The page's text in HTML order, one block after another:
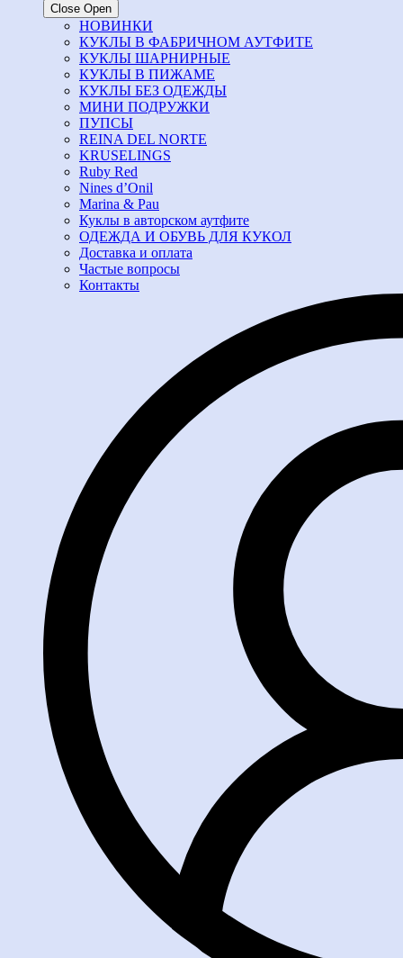
Close Open
НОВИНКИ
КУКЛЫ В ФАБРИЧНОМ АУТФИТЕ
КУКЛЫ ШАРНИРНЫЕ
КУКЛЫ В ПИЖАМЕ
КУКЛЫ БЕЗ ОДЕЖДЫ
МИНИ ПОДРУЖКИ
ПУПСЫ
REINA DEL NORTE
KRUSELINGS
Ruby Red
Nines d’Onil
Marina & Pau
Куклы в авторском аутфите
ОДЕЖДА И ОБУВЬ ДЛЯ КУКОЛ
Доставка и оплата
Частые вопросы
Контакты